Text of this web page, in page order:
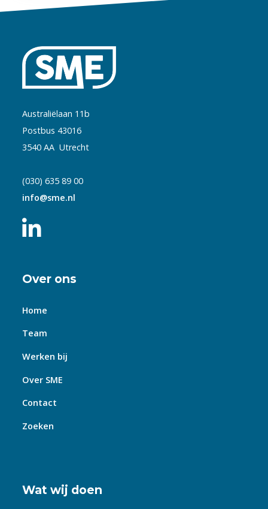
Australiëlaan 11b
Postbus 43016
3540 AA Utrecht
(030) 635 89 00
info@sme.nl
Over ons
Home
Team
Werken bij
Over SME
Contact
Zoeken
Wat wij doen